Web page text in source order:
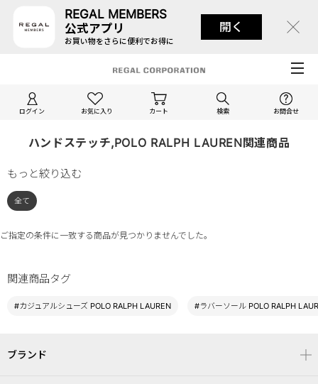
REGAL MEMBERS
公式アプリ
お買い物をさらに便利でお得に
開く
ログイン お気に入り カート 検索 お問合せ
ハンドステッチ,POLO RALPH LAUREN関連商品
もっと絞り込む
全て
ご指定の条件に一致する商品が見つかりませんでした。
関連商品タグ
#カジュアルシューズ POLO RALPH LAUREN #ラバーソール POLO RALPH
ブランド